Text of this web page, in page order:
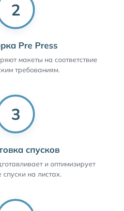
2
Pre Press
макеты на соответствие
требованиям.
3
спусков
и оптимизирует
спуски на листах.